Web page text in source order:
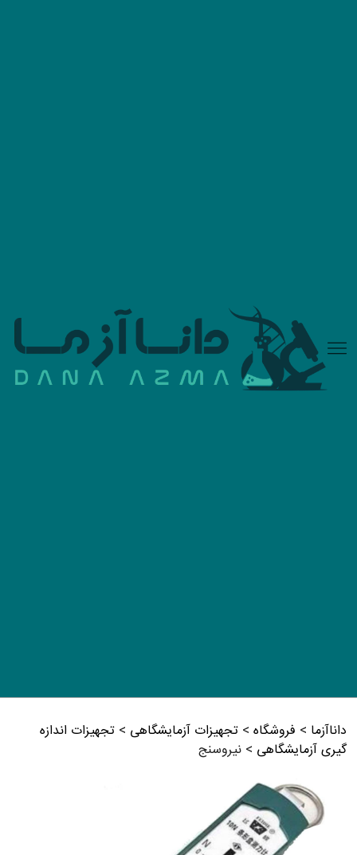
داناآزما > فروشگاه >تجهیزات آزمایشگاهی >تجهیزات اندازه
گیری آزمایشگاهی >نیروسنج